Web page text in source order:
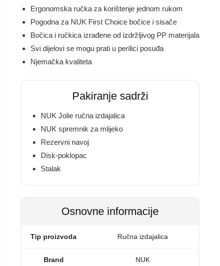
Ergonomska ručka za korištenje jednom rukom
Pogodna za NUK First Choice bočice i sisače
Bočica i ručkica izrađene od izdržljivog PP materijala
Svi dijelovi se mogu prati u perilici posuđa
Njemačka kvaliteta
Pakiranje sadrži
NUK Jolie ručna izdajalica
NUK spremnik za mlijeko
Rezervni navoj
Disk-poklopac
Stalak
Osnovne informacije
Tip proizvoda Ručna izdajalica
Brand NUK